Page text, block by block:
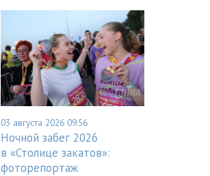
03 августа 2026 09:56
Ночной забег 2026
в «Столице закатов»:
фоторепортаж